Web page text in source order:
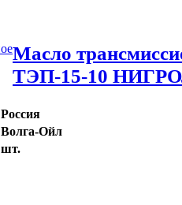
Масло
ТЭП-15-10
Россия
Волга-Ойл
шт.